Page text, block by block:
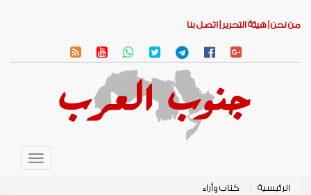
من نحن | هيئة التحرير | اتصل بنا
Toggle
الرئيسية
كتاب وأراء